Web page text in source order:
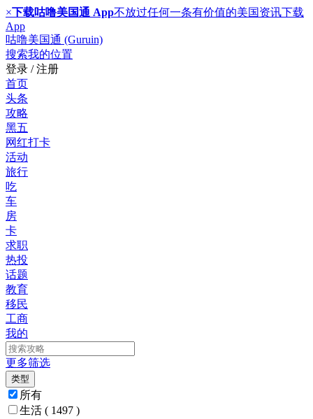
×下载咕噜美国通 App不放过任何一条有价值的美国资讯下载
App
咕噜美国通 (Guruin)
搜索我的位置
登录 / 注册
首页
头条
攻略
黑五
网红打卡
活动
旅行
吃
车
房
卡
求职
热投
话题
教育
移民
工商
我的
更多筛选
类型
所有
生活 ( 1497 )